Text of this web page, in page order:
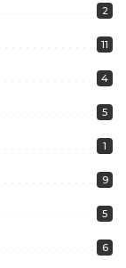
2
11
4
5
1
9
5
6